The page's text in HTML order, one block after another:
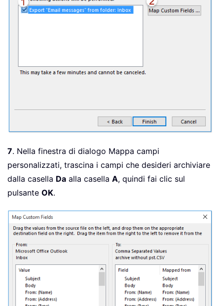
7. Nella finestra di dialogo Mappa campi
personalizzati, trascina i campi che desideri archiviare
dalla casella Da alla casella A, quindi fai clic sul
pulsante OK.